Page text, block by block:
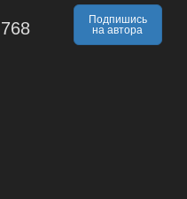
768
Подпишись
на автора